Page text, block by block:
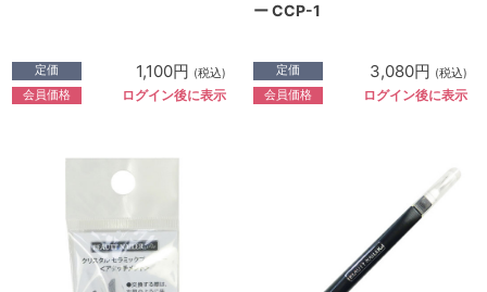
定価 1,100円 (税込)
会員価格 ログイン後に表示
ー CCP-1
定価 3,080円 (税込)
会員価格 ログイン後に表示